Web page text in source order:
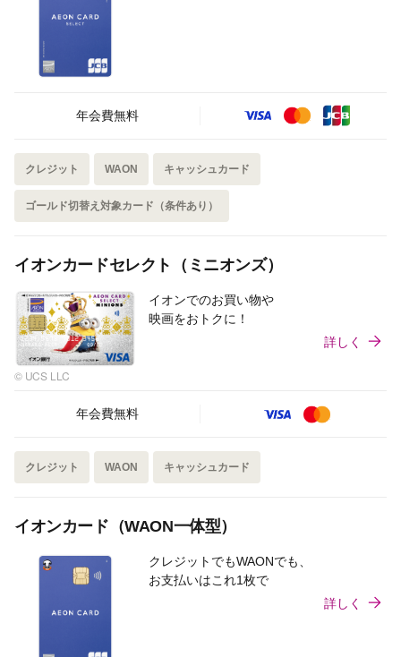
年会費無料
クレジット WAON キャッシュカード
ゴールド切替え対象カード（条件あり）
イオンカードセレクト（ミニオンズ）
© UCS LLC
イオンでのお買い物や
映画をおトクに！
詳しく
年会費無料
クレジット WAON キャッシュカード
イオンカード（WAON一体型）
クレジットでもWAONでも、
お支払いはこれ1枚で
詳しく